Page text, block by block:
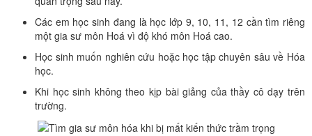
Các em học sinh đang là học lớp 9, 10, 11, 12 cần tìm riêng
một gia sư môn Hoá vì độ khó môn Hoá cao.
Học sinh muốn nghiên cứu hoặc học tập chuyên sâu về Hóa
học.
Khi học sinh không theo kịp bài giảng của thầy cô dạy trên
trường.